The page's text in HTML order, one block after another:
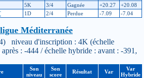
5K 3/4 Gagnée +20.27
+20.08
1D 2/4 Perdue -7.09 -7.04
Méditerranée
niveau d'inscription : 4K (échelle
: -444 / échelle hybride : avant : -391,
Son
niveau
Son
score
Résultat Var
Var
Hybride